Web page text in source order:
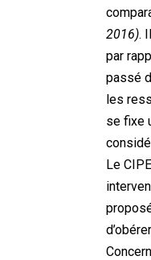
2016).
par
passé
les
se fixe
Le